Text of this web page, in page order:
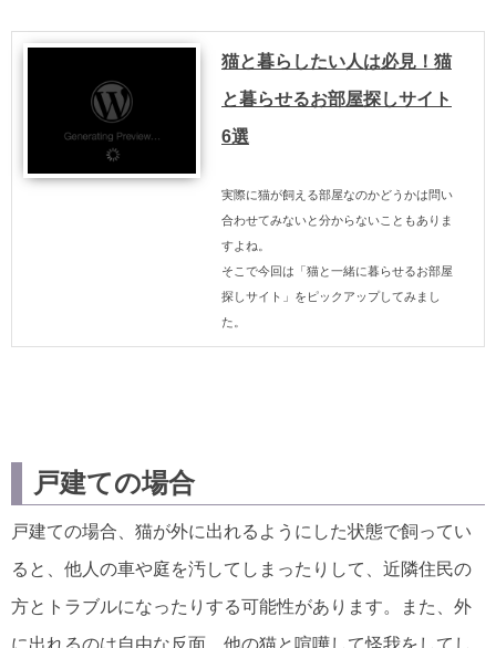
猫と暮らしたい人は必見！猫
と暮らせるお部屋探しサイト
6選
実際に猫が飼える部屋なのかどうかは問い
合わせてみないと分からないこともありま
すよね。
そこで今回は「猫と一緒に暮らせるお部屋
探しサイト」をピックアップしてみまし
た。
戸建ての場合
戸建ての場合、猫が外に出れるようにした状態で飼ってい
ると、他人の車や庭を汚してしまったりして、近隣住民の
方とトラブルになったりする可能性があります。また、外
に出れるのは自由な反面、他の猫と喧嘩して怪我をしてし